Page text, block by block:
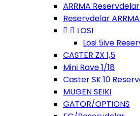
ARRMA Reservdelar
Reservdelar ARRMA
  LOSI
Losi 5ive
CASTER ZX 1,5
Mini Rave 1/18
Caster SK 10
MUGEN SEIKI
GATOR/OPTIONS